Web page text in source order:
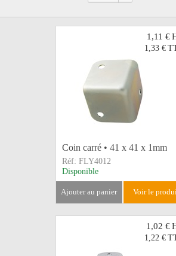
1,11 €
1,33 €
Coin carré • 41 x 41 x 1mm
Réf: FLY4012
Disponible
ajouter au panier voir le
1,02 €
1,22 €